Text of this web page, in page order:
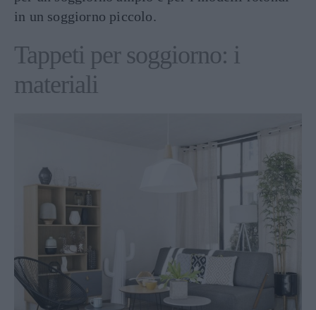
in un soggiorno piccolo.
Tappeti per soggiorno: i
materiali